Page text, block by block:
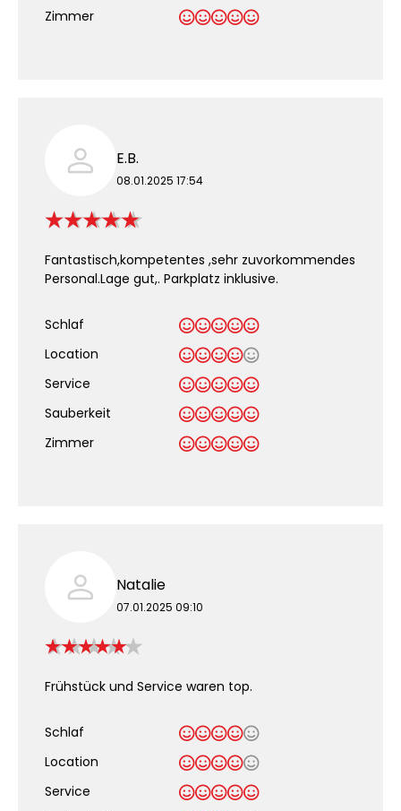
Zimmer
E.B.
08.01.2025 17:54
Fantastisch,kompetentes ,sehr zuvorkommendes
Personal.Lage gut,. Parkplatz inklusive.
Schlaf
Location
Service
Sauberkeit
Zimmer
Natalie
07.01.2025 09:10
Frühstück und Service waren top.
Schlaf
Location
Service